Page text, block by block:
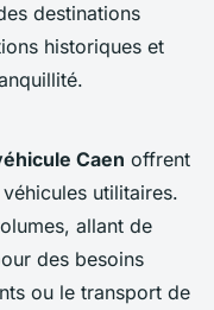
destinations
historiques et
Caen offrent
utilitaires.
allant de
des besoins
ou le transport de